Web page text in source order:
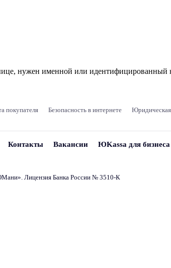
нужен именной или
покупателя Безопасность в интернете
Контакты Вакансии ЮKassa для бизнеса
». Лицензия Банка России № 3510‑К